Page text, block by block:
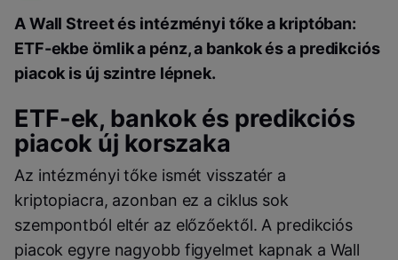
A Wall Street és intézményi tőke a kriptóban:
ETF-ekbe ömlik a pénz, a bankok és a predikciós
piacok is új szintre lépnek.
ETF-ek, bankok és predikciós
piacok új korszaka
Az intézményi tőke ismét visszatér a
kriptopiacra, azonban ez a ciklus sok
szempontból eltér az előzőektől. A predikciós
piacok egyre nagyobb figyelmet kapnak a Wall